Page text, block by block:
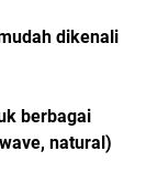
dikenali
berbagai
natural)